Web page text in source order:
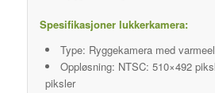
Spesifikasjoner lukkerkamera:
Type: Ryggekamera med
Oppløsning: NTSC: 510×492
piksler